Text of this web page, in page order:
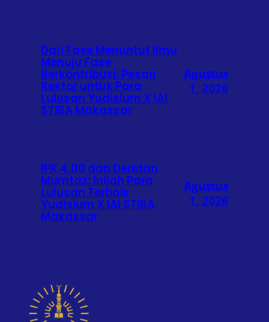
Dari Fase Menuntut Ilmu
Menuju Fase
Berkontribusi: Pesan
Rektor untuk Para
Lulusan Yudisium X IAI
STIBA Makassar
Agustus
1, 2026
IPK 4,00 dan Deretan
Mumtaz: Inilah Para
Lulusan Terbaik
Yudisium X IAI STIBA
Makassar
Agustus
1, 2026